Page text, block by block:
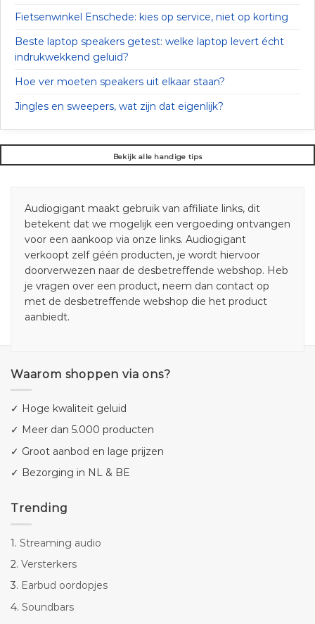
Fietsenwinkel Enschede: kies op service, niet op korting
Beste laptop speakers getest: welke laptop levert écht
indrukwekkend geluid?
Hoe ver moeten speakers uit elkaar staan?
Jingles en sweepers, wat zijn dat eigenlijk?
Bekijk alle handige tips
Audiogigant maakt gebruik van affiliate links, dit
betekent dat we mogelijk een vergoeding ontvangen
voor een aankoop via onze links. Audiogigant
verkoopt zelf géén producten, je wordt hiervoor
doorverwezen naar de desbetreffende webshop. Heb
je vragen over een product, neem dan contact op
met de desbetreffende webshop die het product
aanbiedt.
Waarom shoppen via ons?
✓ Hoge kwaliteit geluid
✓ Meer dan 5.000 producten
✓ Groot aanbod en lage prijzen
✓ Bezorging in NL & BE
Trending
1. Streaming audio
2. Versterkers
3. Earbud oordopjes
4. Soundbars